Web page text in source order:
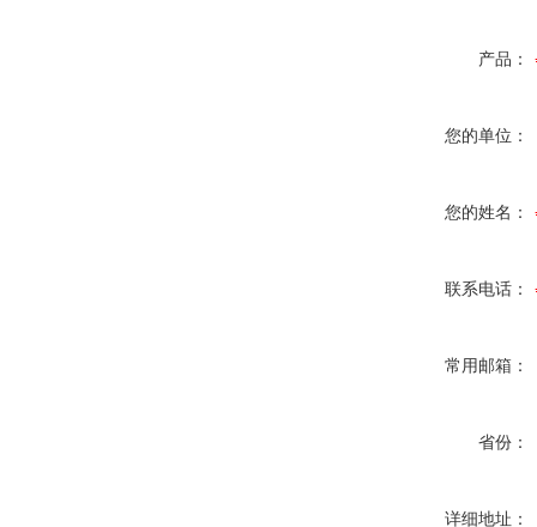
产品：
您的单位：
您的姓名：
联系电话：
常用邮箱：
省份：
详细地址：